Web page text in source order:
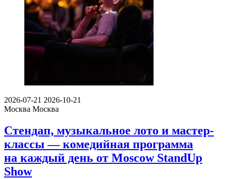
2026-07-21 2026-10-21
Москва Москва
Стендап, музыкальное лото и мастер-
классы — комедийная программа
на каждый день от Moscow StandUp
Show